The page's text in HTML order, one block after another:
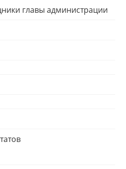
главы администрации